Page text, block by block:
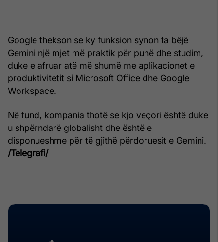
Google thekson se ky funksion synon ta bëjë
Gemini një mjet më praktik për punë dhe studim,
duke e afruar atë më shumë me aplikacionet e
produktivitetit si Microsoft Office dhe Google
Workspace.
Në fund, kompania thotë se kjo veçori është duke
u shpërndarë globalisht dhe është e
disponueshme për të gjithë përdoruesit e Gemini.
/Telegrafi/